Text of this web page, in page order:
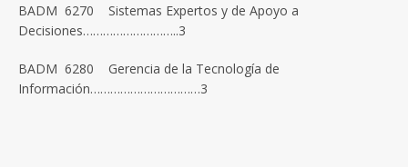
BADM 6270 Sistemas Expertos y de Apoyo a
Decisiones………………………..3
BADM 6280 Gerencia de la Tecnología de
Información……………………………3